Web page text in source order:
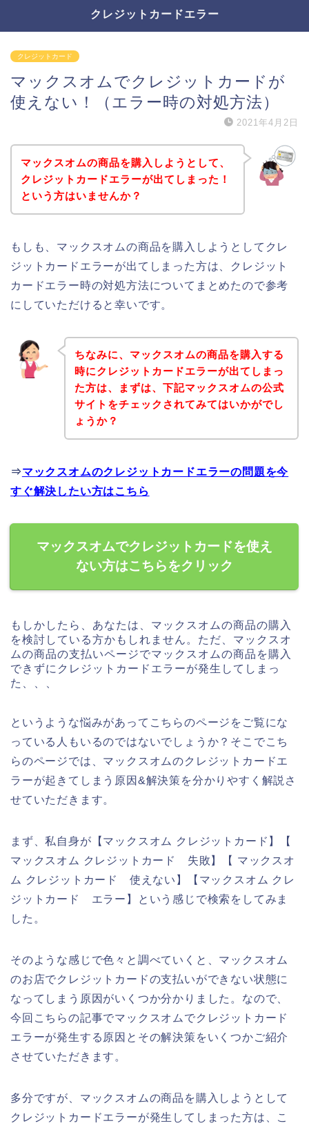
クレジットカードエラー
クレジットカード
マックスオムでクレジットカードが
使えない！（エラー時の対処方法）
2021年4月2日
マックスオムの商品を購入しようとして、
クレジットカードエラーが出てしまった！
という方はいませんか？
もしも、マックスオムの商品を購入しようとしてクレ
ジットカードエラーが出てしまった方は、クレジット
カードエラー時の対処方法についてまとめたので参考
にしていただけると幸いです。
ちなみに、マックスオムの商品を購入する
時にクレジットカードエラーが出てしまっ
た方は、まずは、下記マックスオムの公式
サイトをチェックされてみてはいかがでし
ょうか？
⇒マックスオムのクレジットカードエラーの問題を今
すぐ解決したい方はこちら
マックスオムでクレジットカードを使え
ない方はこちらをクリック
もしかしたら、あなたは、マックスオムの商品の購入
を検討している方かもしれません。ただ、マックスオ
ムの商品の支払いページでマックスオムの商品を購入
できずにクレジットカードエラーが発生してしまっ
た、、、
というような悩みがあってこちらのページをご覧にな
っている人もいるのではないでしょうか？そこでこち
らのページでは、マックスオムのクレジットカードエ
ラーが起きてしまう原因&解決策を分かりやすく解説さ
せていただきます。
まず、私自身が【マックスオム クレジットカード】【
マックスオム クレジットカード 失敗】【 マックスオ
ム クレジットカード 使えない】【マックスオム クレ
ジットカード エラー】という感じで検索をしてみま
した。
そのような感じで色々と調べていくと、マックスオム
のお店でクレジットカードの支払いができない状態に
なってしまう原因がいくつか分かりました。なので、
今回こちらの記事でマックスオムでクレジットカード
エラーが発生する原因とその解決策をいくつかご紹介
させていただきます。
多分ですが、マックスオムの商品を購入しようとして
クレジットカードエラーが発生してしまった方は、こ